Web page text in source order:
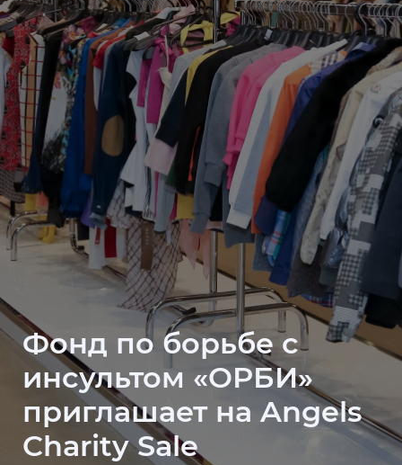
Фонд по борьбе с
инсультом «ОРБИ»
приглашает на Angels
Charity Sale